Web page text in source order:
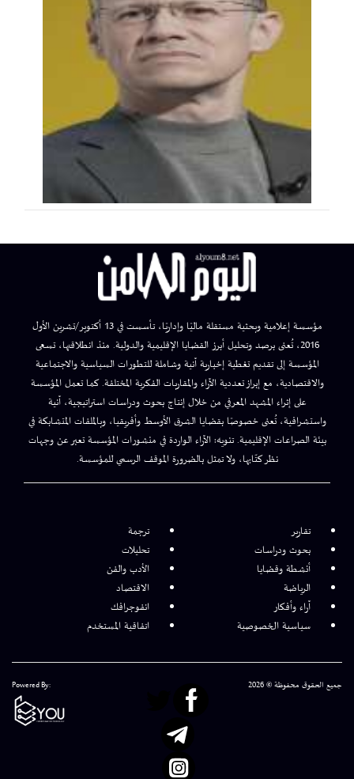
مؤسسة إعلامية وبحثية مستقلة ماليًا وإداريًا، تأسست في 13 أكتوبر/تشرين الأول
2016، تُعنى برصد وتحليل أبرز القضايا الإقليمية والدولية. منذ انطلاقتها، تسعى
المؤسسة إلى تقديم تغطية إخبارية آنية وشاملة للتطورات السياسية والاجتماعية
والاقتصادية، مع إبراز تعددية الآراء والمقاربات الفكرية المختلفة. كما تعمل المؤسسة
على إثراء المشهد المعرفي من خلال إنتاج بحوث ودراسات استراتيجية، آنية
واستشرافية، تُعنى خصوصًا بقضايا الشرق الأوسط وأفريقيا، وبالملفات المتشابكة في
بيئة الصراعات الإقليمية. تنويه: الآراء الواردة في منشورات المؤسسة تعبر عن وجهات
نظر كتّابها، ولا تمثل بالضرورة الموقف الرسمي للمؤسسة.
تقارير
ترجمة
بحوث ودراسات
تحليلات
أنشطة وقضايا
الأدب والفن
الرياضة
الاقتصاد
آراء وأفكار
انفوجرافك
سياسية الخصوصية
اتفاقية المستخدم
جميع الحقوق محفوظة © 2026 Powered By: